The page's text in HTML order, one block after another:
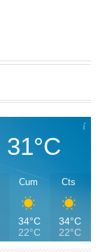
31°C
Cum
34°C
22°C
Cts
34°C
22°C